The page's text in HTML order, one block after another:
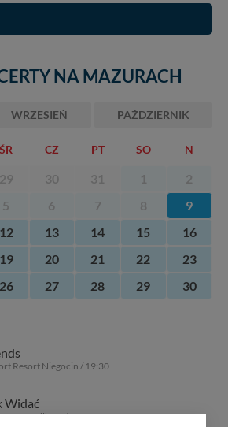
NA MAZURACH
WRZESIEŃ PAŹDZIERNIK
ŚR CZ PT SO N
29 30 31 1
2
5 6 7 8
9
12 13 14 15
16
19 20 21 22
23
26 27 28 29
30
Resort Niegocin / 19:30
Widać
AZS Wilkasy / 21:00